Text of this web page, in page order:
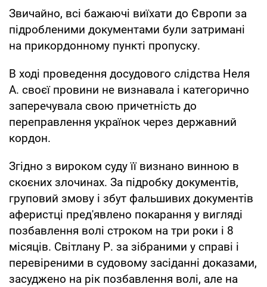
Звичайно, всі бажаючі виїхати до Європи за
підробленими документами були затримані
на прикордонному пункті пропуску.
В ході проведення досудового слідства Неля
А. своєї провини не визнавала і категорично
заперечувала свою причетність до
переправлення українок через державний
кордон.
Згідно з вироком суду її визнано винною в
скоєних злочинах. За підробку документів,
груповий змову і збут фальшивих документів
аферистці пред'явлено покарання у вигляді
позбавлення волі строком на три роки і 8
місяців. Світлану Р. за зібраними у справі і
перевіреними в судовому засіданні доказами,
засуджено на рік позбавлення волі, але на